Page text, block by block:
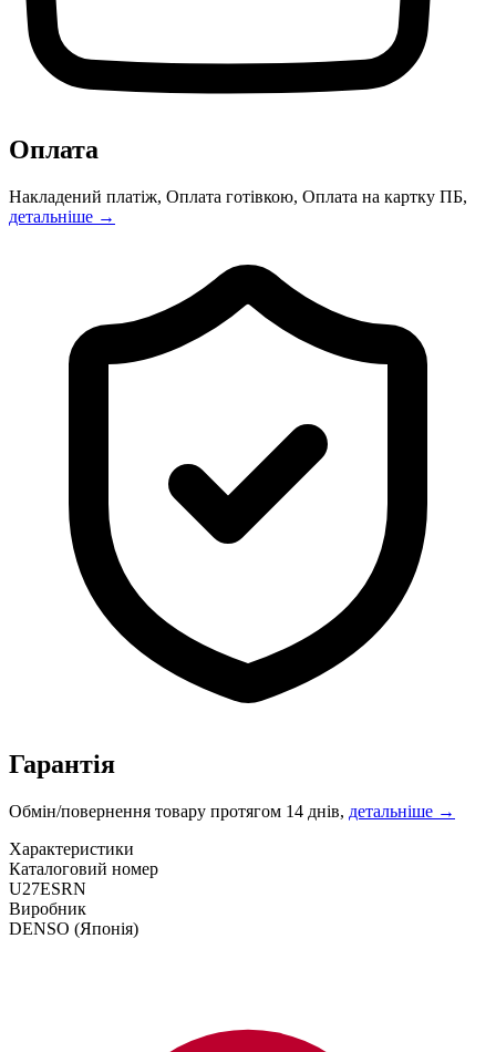
Оплата
Накладений платіж, Оплата готівкою, Оплата на картку ПБ,
детальніше →
Гарантія
Обмін/повернення товару протягом 14 днів, детальніше →
Характеристики
Каталоговий номер
U27ESRN
Виробник
DENSO (Японія)